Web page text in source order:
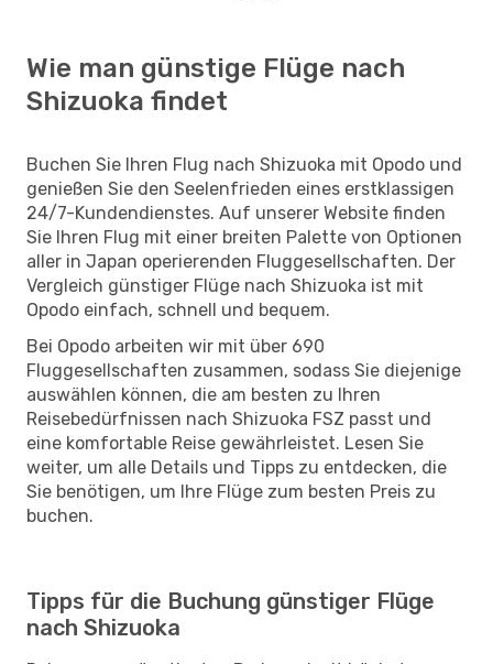
Wie man günstige Flüge nach
Shizuoka findet
Buchen Sie Ihren Flug nach Shizuoka mit Opodo und
genießen Sie den Seelenfrieden eines erstklassigen
24/7-Kundendienstes. Auf unserer Website finden
Sie Ihren Flug mit einer breiten Palette von Optionen
aller in Japan operierenden Fluggesellschaften. Der
Vergleich günstiger Flüge nach Shizuoka ist mit
Opodo einfach, schnell und bequem.
Bei Opodo arbeiten wir mit über 690
Fluggesellschaften zusammen, sodass Sie diejenige
auswählen können, die am besten zu Ihren
Reisebedürfnissen nach Shizuoka FSZ passt und
eine komfortable Reise gewährleistet. Lesen Sie
weiter, um alle Details und Tipps zu entdecken, die
Sie benötigen, um Ihre Flüge zum besten Preis zu
buchen.
Tipps für die Buchung günstiger Flüge
nach Shizuoka